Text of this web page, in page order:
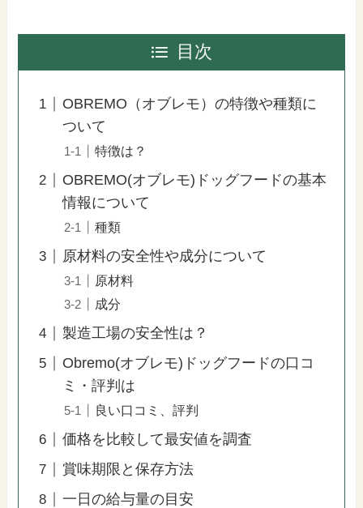
目次
OBREMO（オブレモ）の特徴や種類に
ついて
特徴は？
OBREMO(オブレモ)ドッグフードの基本
情報について
種類
原材料の安全性や成分について
原材料
成分
製造工場の安全性は？
Obremo(オブレモ)ドッグフードの口コ
ミ・評判は
良い口コミ、評判
価格を比較して最安値を調査
賞味期限と保存方法
一日の給与量の目安